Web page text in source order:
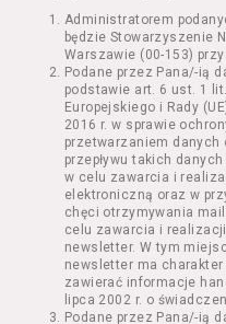
wykorzystaniem
Seans –
w Kinie Nowe
Kazimierza
stanowiący
Wydarzenie –
Usługodawcę w
Wrocławiu (ul.
festiwal filmowy,
specjalny,
inna podobna
Kurs – zajęcia
Organizatora
charakterze
Bilety –
Administratorem
będzie Stowarzyszenie
Warszawie (00-153)
Podane przez Pana/-ią
podstawie art. 6 ust. 1
Europejskiego i Rady
2016 r. w sprawie
przetwarzaniem danych
przepływu takich
w celu zawarcia i
elektroniczną oraz w
chęci otrzymywania
celu zawarcia i
newsletter. W tym
newsletter ma
zawierać informacje
lipca 2002 r. o
Podane przez Pana/-ią